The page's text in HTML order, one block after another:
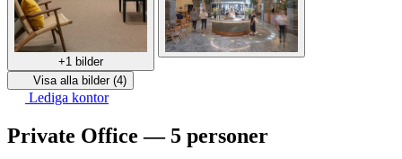
+1 bilder
Visa alla bilder (4)
Lediga kontor
Private Office — 5 personer